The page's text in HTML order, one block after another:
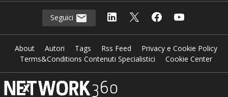
Seguici
About Autori Tags Rss Feed
Privacy e Cookie Policy
Terms&Conditions Contenuti Specialistici
Cookie Center